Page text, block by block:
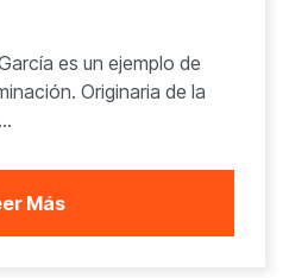
es un ejemplo de
Originaria de la
Más